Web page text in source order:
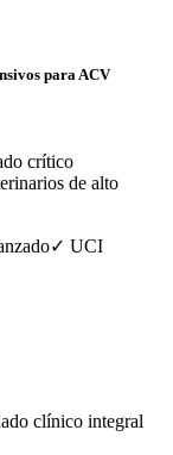
para ACV
crítico
de alto
✓ UCI
clínico integral